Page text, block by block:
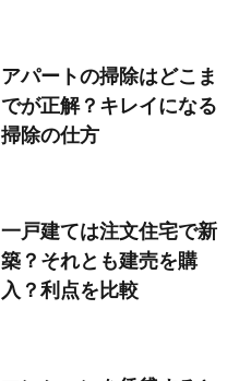
アパートの掃除はどこま
でが正解？キレイになる
掃除の仕方
一戸建ては注文住宅で新
築？それとも建売を購
入？利点を比較